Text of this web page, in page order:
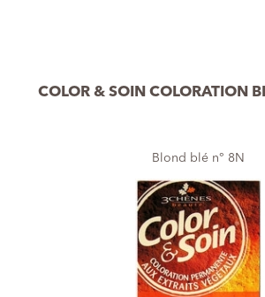
COLOR & SOIN COLORATION
Blond blé n° 8N